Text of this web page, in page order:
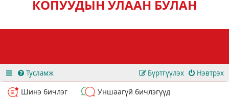
КОПУУДЫН УЛААН БУЛАН
Тусламж Нэвтрэх
Бүртгүүлэх
Шинэ бичлэг
Уншаагүй бичлэгүүд